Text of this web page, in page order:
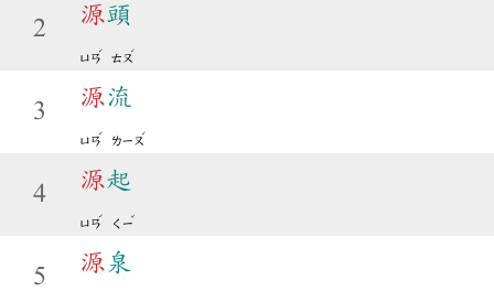
2
源頭
ㄩㄢ
ˊ
ㄊㄡ
ˊ
3
源流
ㄩㄢ
ˊ
ㄌㄧㄡ
ˊ
4
源起
ㄩㄢ
ˊ
ㄑㄧ
ˇ
5
源泉